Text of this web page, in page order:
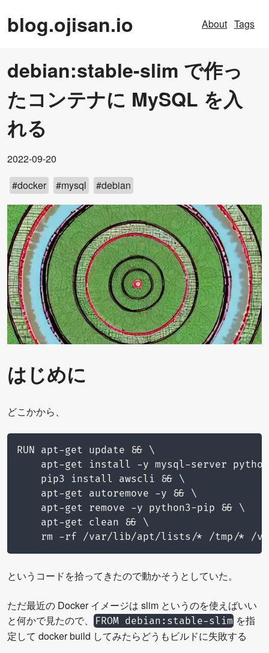
blog.ojisan.io About Tags
debian:stable-slim で作っ
たコンテナに MySQL を入
れる
2022-09-20
#docker #mysql #debian
はじめに
どこかから、
RUN apt-get update && \
rm -rf /var/lib/apt/lists/* /tmp/* /
というコードを拾ってきたので動かそうとしていた。
ただ最近の Docker イメージは slim というのを使えばいい
と何かで見たので、
FROM debian:stable-slim を指
定して docker build してみたらどうもビルドに失敗する